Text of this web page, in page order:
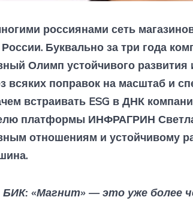
россиянами сеть
Буквально за три года
Олимп устойчивого
всяких поправок на масштаб и
встраивать ESG в ДНК
платформы ИНФРАГРИН
отношениям и устойчивому
«Магнит» — это уже более